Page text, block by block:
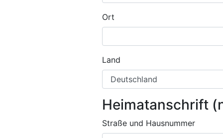
Ort
Land
Heimatanschrift
Straße und Hausnummer